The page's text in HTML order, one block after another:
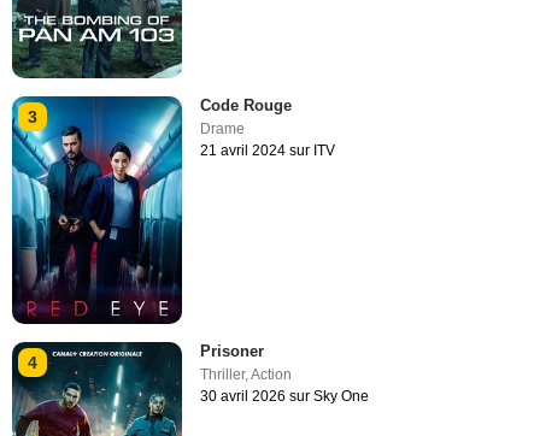
3
Code Rouge
Drame
21 avril 2024 sur ITV
4
Prisoner
Thriller,Action
30 avril 2026 sur Sky One